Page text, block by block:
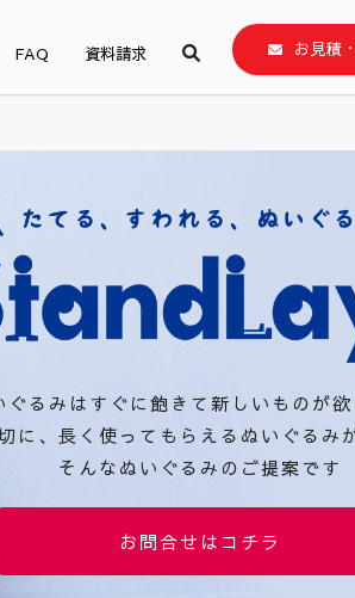
FAQ 資料請求 お見積
ぐるみはすぐに飽きて新しいものが欲
に、長く使ってもらえるぬいぐるみ
そんなぬいぐるみのご提案です
お問合せはコチラ